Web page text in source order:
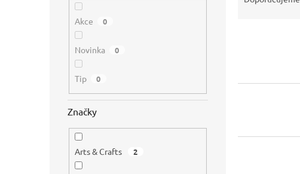
Akce 0
Novinka 0
Tip 0
Značky
Arts & Crafts 2
d